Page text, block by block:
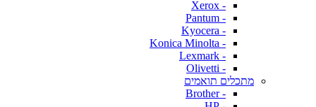
- Xerox
- Pantum
- Kyocera
- Konica Minolta
- Lexmark
- Olivetti
מתכלים תואמים
- Brother